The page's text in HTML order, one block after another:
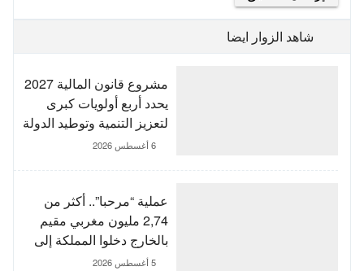
شاهد الزوار ايضا
مشروع قانون المالية 2027
يحدد أربع أولويات كبرى
لتعزيز التنمية وتوطيد الدولة
الاجتماعية
6 أغسطس 2026
عملية “مرحبا”.. أكثر من
2,74 مليون مغربي مقيم
بالخارج دخلوا المملكة إلى
غاية 3 غشت
5 أغسطس 2026